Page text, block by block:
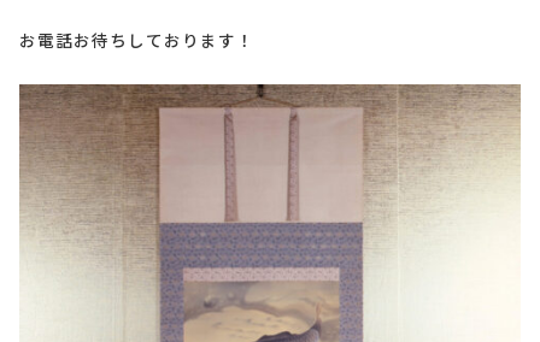
お電話お待ちしております！